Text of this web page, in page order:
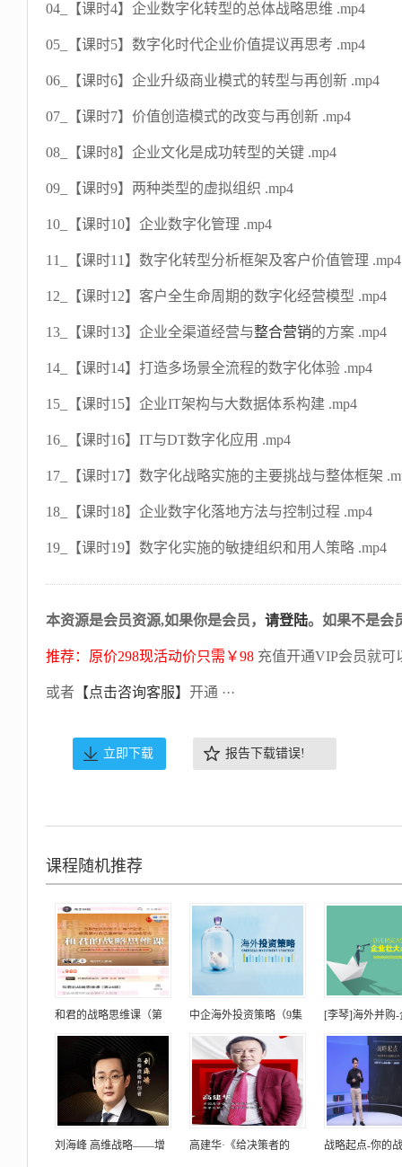
04_【课时4】企业数字化转型的总体战略思维 .mp4
05_【课时5】数字化时代企业价值提议再思考 .mp4
06_【课时6】企业升级商业模式的转型与再创新 .mp4
07_【课时7】价值创造模式的改变与再创新 .mp4
08_【课时8】企业文化是成功转型的关键 .mp4
09_【课时9】两种类型的虚拟组织 .mp4
10_【课时10】企业数字化管理 .mp4
11_【课时11】数字化转型分析框架及客户价值管理 .mp4
12_【课时12】客户全生命周期的数字化经营模型 .mp4
13_【课时13】企业全渠道经营与整合营销的方案 .mp4
14_【课时14】打造多场景全流程的数字化体验 .mp4
15_【课时15】企业IT架构与大数据体系构建 .mp4
16_【课时16】IT与DT数字化应用 .mp4
17_【课时17】数字化战略实施的主要挑战与整体框架
18_【课时18】企业数字化落地方法与控制过程 .mp4
19_【课时19】数字化实施的敏捷组织和用人策略 .mp4
本资源是会员资源,如果你是会员， 请登陆。如果不是会
推荐：原价298现活动价只需￥98 充值开通VIP会员就可
或者 【点击咨询客服】 开通 ···
立即下载 报告下载错误!
课程随机推荐
和君的战略思维课（第 中企海外投资策略（9集 [李琴]海外并购-
刘海峰 高维战略——增 高建华·《给决策者的 战略起点-你的